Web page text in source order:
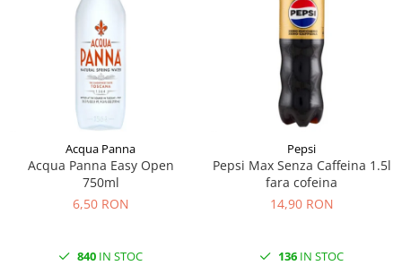
Acqua Panna
Acqua Panna Easy Open
750ml
6,50 RON
840 IN STOC
Pepsi
Pepsi Max Senza Caffeina 1.5l
fara cofeina
14,90 RON
136 IN STOC